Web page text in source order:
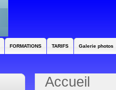
FORMATIONS TARIFS Galerie photos
Accueil